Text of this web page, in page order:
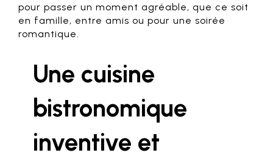
pour passer un moment agréable, que ce soit
en famille, entre amis ou pour une soirée
romantique.
Une cuisine
bistronomique
inventive et